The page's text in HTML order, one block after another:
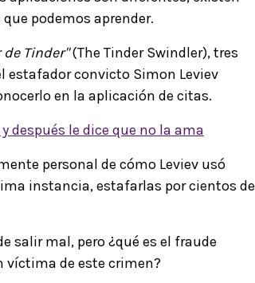
podemos aprender.
Tinder"(The Tinder Swindler), tres
estafador convicto Simon Leviev
en la aplicación de citas.
después le dice que no la ama
personal de cómo Leviev usó
instancia, estafarlas por cientos de
salir mal, pero ¿qué es el fraude
víctima de este crimen?